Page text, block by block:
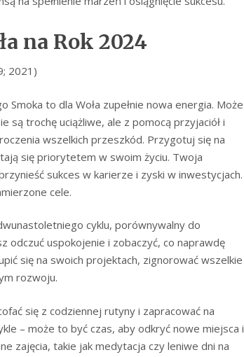
na Rok 2024
2021)
Smoka to dla Woła zupełnie nowa energia. Może
są trochę uciążliwe, ale z pomocą przyjaciół i
wszelkich przeszkód. Przygotuj się na
się priorytetem w swoim życiu. Twoja
sukces w karierze i zyski w inwestycjach.
cele.
cyklu, porównywalny do
odczuć uspokojenie i zobaczyć, co naprawdę
się na swoich projektach, zignorować wszelkie
rozwoju.
się z codziennej rutyny i zapracować na
– może to być czas, aby odkryć nowe miejsca i
zajęcia, takie jak medytacja czy leniwe dni na